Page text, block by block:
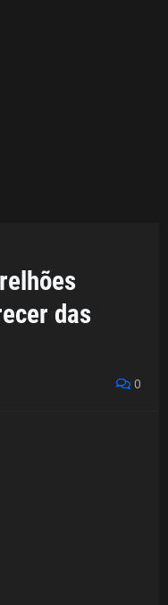
das
0